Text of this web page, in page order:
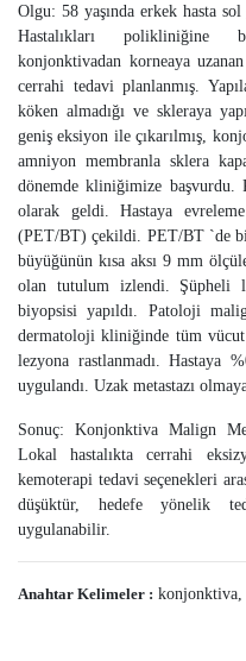
Olgu: 58 yaşında erkek hasta
Hastalıkları polikliniğine
konjonktivadan korneaya
cerrahi tedavi planlanmış.
köken almadığı ve skleraya
geniş eksiyon ile çıkarılmış,
amniyon membranla sklera
dönemde kliniğimize
olarak geldi. Hastaya
(PET/BT) çekildi. PET/BT `de
büyüğünün kısa aksı 9 mm
olan tutulum izlendi. Şüpheli
biyopsisi yapıldı. Patoloji
dermatoloji kliniğinde tüm vücut
lezyona rastlanmadı.
uygulandı. Uzak metastazı
Sonuç: Konjonktiva Malign
Lokal hastalıkta cerrahi
kemoterapi tedavi seçenekleri
düşüktür, hedefe yönelik
uygulanabilir.
Anahtar Kelimeler : konjonktiva,